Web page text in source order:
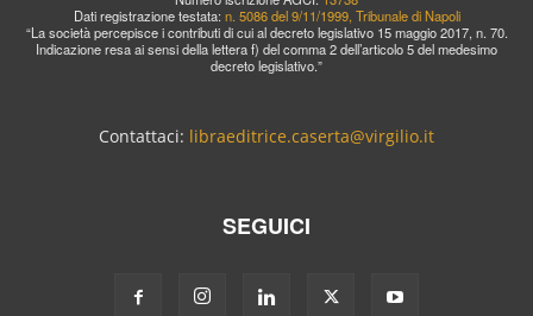
Dati registrazione testata: n. 5086 del 9/11/1999, Tribunale di Napoli
“La società percepisce i contributi di cui al decreto legislativo 15 maggio 2017, n. 70.
Indicazione resa ai sensi della lettera f) del comma 2 dell’articolo 5 del medesimo
decreto legislativo.”
Contattaci: libraeditrice.caserta@virgilio.it
SEGUICI